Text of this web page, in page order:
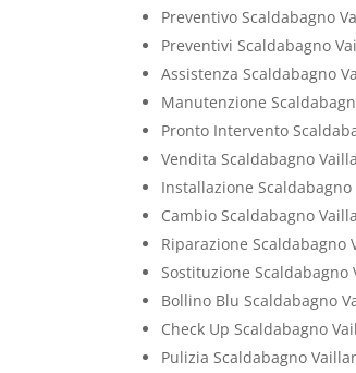
Preventivo Scaldabagno
Preventivi Scaldabagno
Assistenza Scaldabagno
Manutenzione
Pronto Intervento
Vendita Scaldabagno
Installazione
Cambio Scaldabagno
Riparazione Scaldabagno
Sostituzione Scaldabagno
Bollino Blu Scaldabagno
Check Up Scaldabagno
Pulizia Scaldabagno